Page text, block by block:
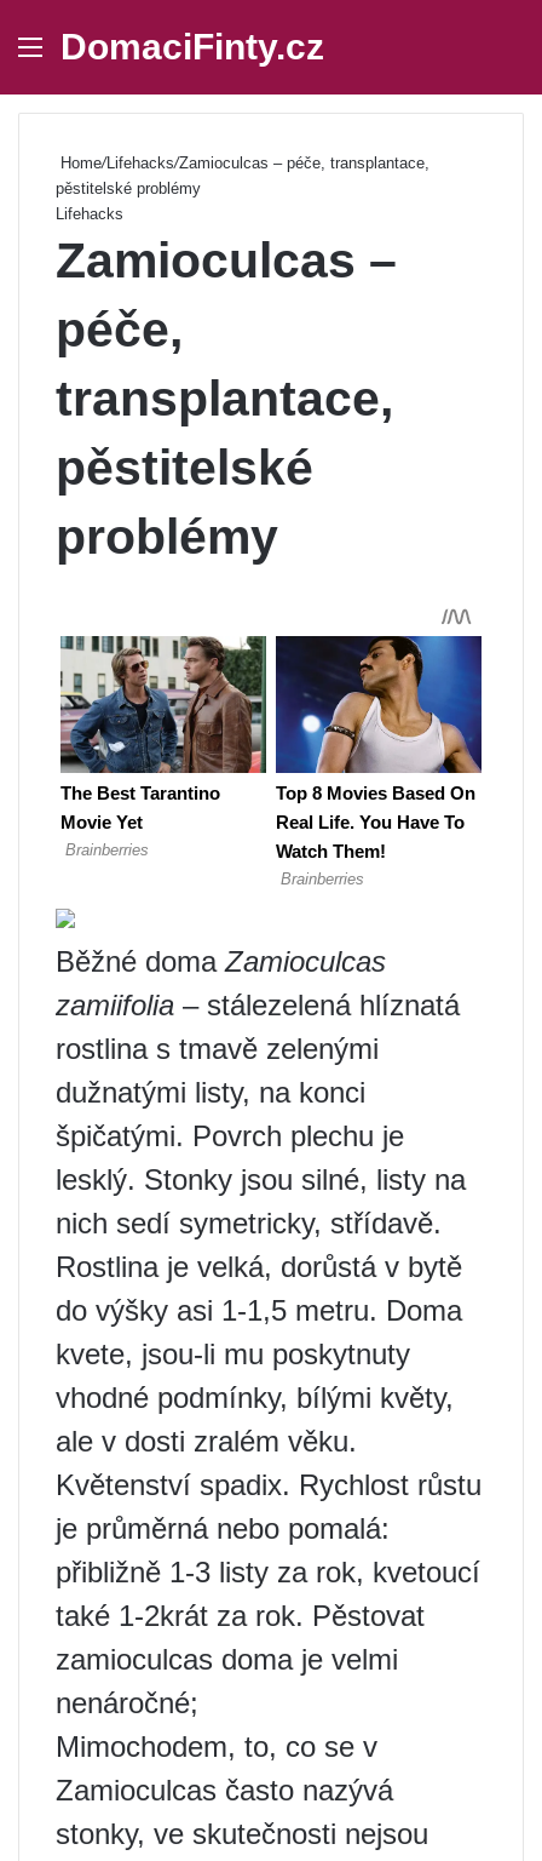
Menu
DomaciFinty.cz
Home/Lifehacks/Zamioculcas – péče, transplantace,
pěstitelské problémy
Lifehacks
Zamioculcas –
péče,
transplantace,
pěstitelské
problémy
Běžné domaZamioculcas
zamiifolia – stálezelená hlíznatá
rostlina s tmavě zelenými
dužnatými listy, na konci
špičatými. Povrch plechu je
lesklý. Stonky jsou silné, listy na
nich sedí symetricky, střídavě.
Rostlina je velká, dorůstá v bytě
do výšky asi 1-1,5 metru. Doma
kvete, jsou-li mu poskytnuty
vhodné podmínky, bílými květy,
ale v dosti zralém věku.
Květenství spadix. Rychlost růstu
je průměrná nebo pomalá:
přibližně 1-3 listy za rok, kvetoucí
také 1-2krát za rok. Pěstovat
zamioculcas doma je velmi
nenáročné;
Mimochodem, to, co se v
Zamioculcas často nazývá
stonky, ve skutečnosti nejsou